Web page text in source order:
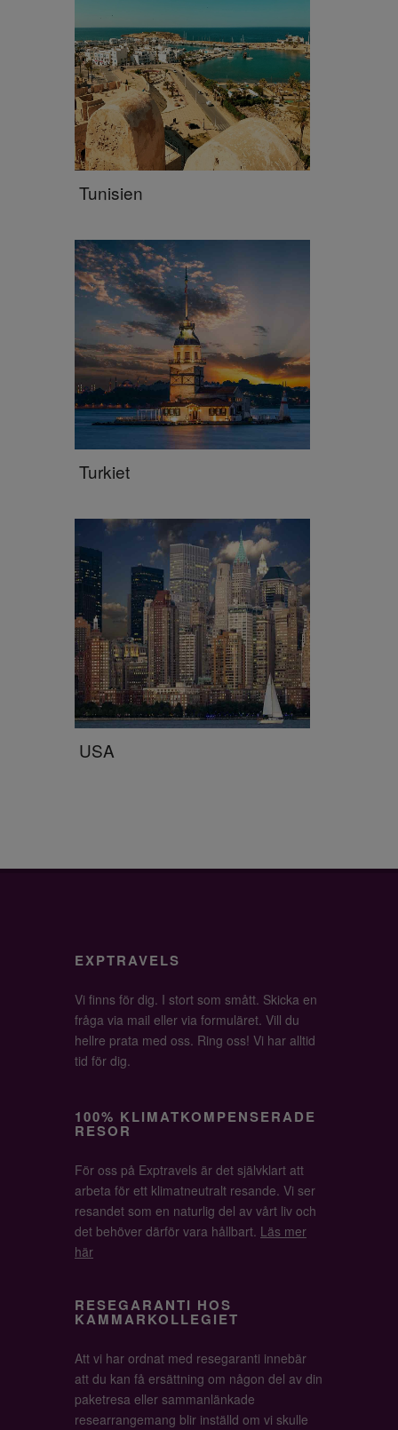
Tunisien
Turkiet
USA
EXPTRAVELS
Vi finns för dig. I stort som smått. Skicka en
fråga via mail eller via formuläret. Vill du
hellre prata med oss. Ring oss! Vi har alltid
tid för dig.
100% KLIMATKOMPENSERADE
RESOR
För oss på Exptravels är det självklart att
arbeta för ett klimatneutralt resande. Vi ser
resandet som en naturlig del av vårt liv och
det behöver därför vara hållbart. Läs mer
här
RESEGARANTI HOS
KAMMARKOLLEGIET
Att vi har ordnat med resegaranti innebär
att du kan få ersättning om någon del av din
paketresa eller sammanlänkade
researrangemang blir inställd om vi skulle